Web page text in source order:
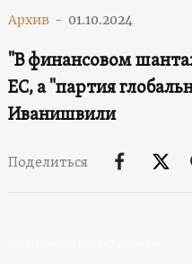
Архив - 01.10.2024
"В финансовом
ЕС, а "партия
Иванишвили
Поделиться